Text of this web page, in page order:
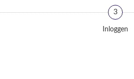
3
Inloggen